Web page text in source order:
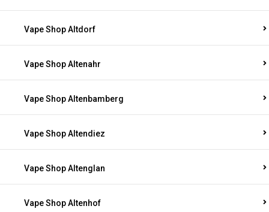
Vape Shop Altdorf
Vape Shop Altenahr
Vape Shop Altenbamberg
Vape Shop Altendiez
Vape Shop Altenglan
Vape Shop Altenhof